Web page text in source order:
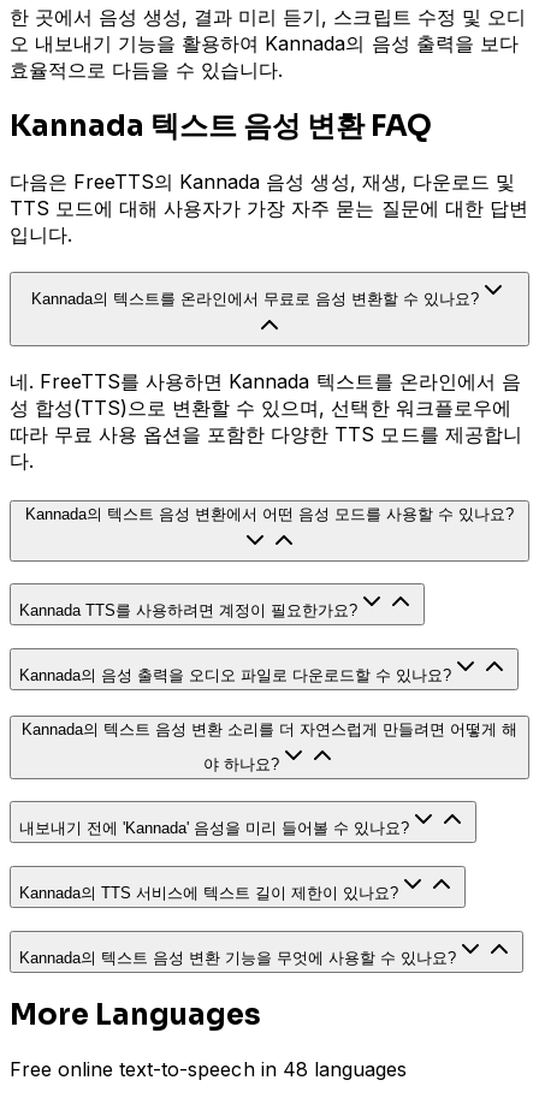
한 곳에서 음성 생성, 결과 미리 듣기, 스크립트 수정 및 오디
오 내보내기 기능을 활용하여 Kannada의 음성 출력을 보다
효율적으로 다듬을 수 있습니다.
Kannada 텍스트 음성 변환 FAQ
다음은 FreeTTS의 Kannada 음성 생성, 재생, 다운로드 및
TTS 모드에 대해 사용자가 가장 자주 묻는 질문에 대한 답변
입니다.
Kannada의 텍스트를 온라인에서 무료로 음성 변환할 수 있나요?
네. FreeTTS를 사용하면 Kannada 텍스트를 온라인에서 음
성 합성(TTS)으로 변환할 수 있으며, 선택한 워크플로우에
따라 무료 사용 옵션을 포함한 다양한 TTS 모드를 제공합니
다.
Kannada의 텍스트 음성 변환에서 어떤 음성 모드를 사용할 수 있나요?
Kannada TTS를 사용하려면 계정이 필요한가요?
Kannada의 음성 출력을 오디오 파일로 다운로드할 수 있나요?
Kannada의 텍스트 음성 변환 소리를 더 자연스럽게 만들려면 어떻게 해
야 하나요?
내보내기 전에 'Kannada' 음성을 미리 들어볼 수 있나요?
Kannada의 TTS 서비스에 텍스트 길이 제한이 있나요?
Kannada의 텍스트 음성 변환 기능을 무엇에 사용할 수 있나요?
More Languages
Free online text-to-speech in 48 languages